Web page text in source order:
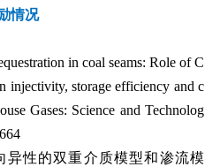
情况
in coal seams: Role of C
injectivity, storage efficiency and c
Gases: Science and Technolog
异性的双重介质模型和渗流模